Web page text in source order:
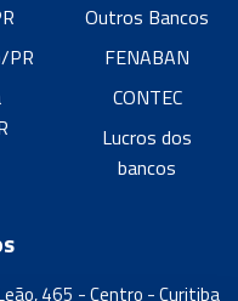
PR
Outros Bancos
FENABAN
CONTEC
Lucros dos
bancos
465 - Centro - Curitiba